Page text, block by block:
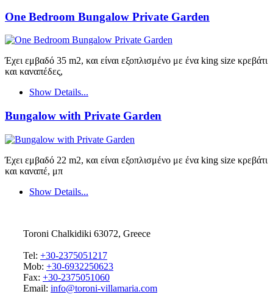
One Bedroom Bungalow Private Garden
Έχει εμβαδό 35 m2, και είναι εξοπλισμένο με ένα king size κρεβάτι
και καναπέδες,
Show Details...
Bungalow with Private Garden
Έχει εμβαδό 22 m2, και είναι εξοπλισμένο με ένα king size κρεβάτι
και καναπέ, μπ
Show Details...
Toroni Chalkidiki 63072, Greece
Tel: +30-2375051217
Mob: +30-6932250623
Fax: +30-2375051060
Email: info@toroni-villamaria.com